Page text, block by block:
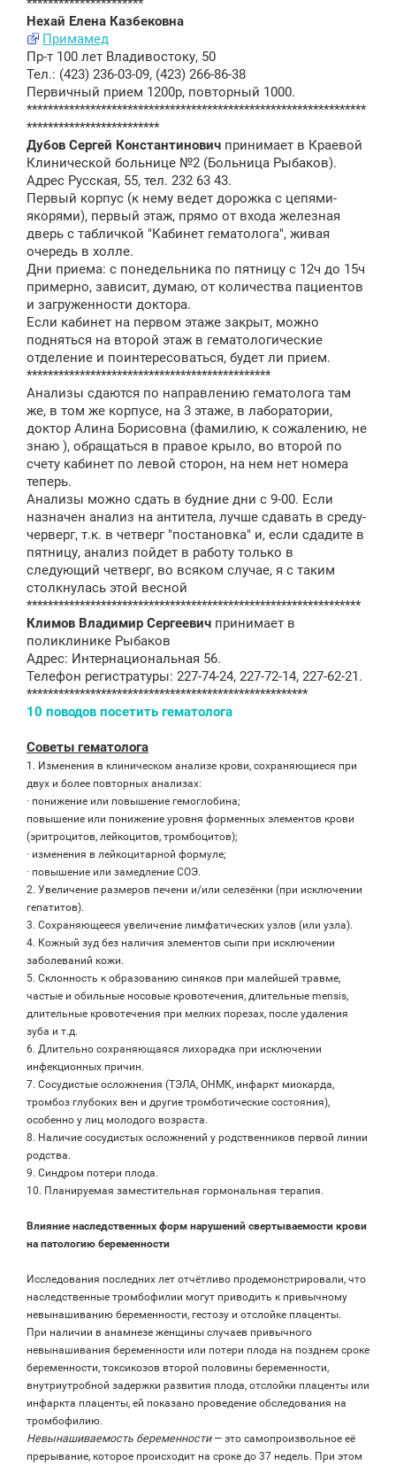
**********************
Нехай Елена Казбековна
Примамед
Пр-т 100 лет Владивостоку, 50
Тел.: (423) 236-03-09, (423) 266-86-38
Первичный прием 1200р, повторный 1000.
****************************************************************
*************************
Дубов Сергей Константинович принимает в Краевой
Клинической больнице №2 (Больница Рыбаков).
Адрес Русская, 55, тел. 232 63 43.
Первый корпус (к нему ведет дорожка с цепями-
якорями), первый этаж, прямо от входа железная
дверь с табличкой "Кабинет гематолога", живая
очередь в холле.
Дни приема: с понедельника по пятницу с 12ч до 15ч
примерно, зависит, думаю, от количества пациентов
и загруженности доктора.
Если кабинет на первом этаже закрыт, можно
подняться на второй этаж в гематологические
отделение и поинтересоваться, будет ли прием.
**********************************************
Анализы сдаются по направлению гематолога там
же, в том же корпусе, на 3 этаже, в лаборатории,
доктор Алина Борисовна (фамилию, к сожалению, не
знаю ), обращаться в правое крыло, во второй по
счету кабинет по левой сторон, на нем нет номера
теперь.
Анализы можно сдать в будние дни с 9-00. Если
назначен анализ на антитела, лучше сдавать в среду-
черверг, т.к. в четверг "постановка" и, если сдадите в
пятницу, анализ пойдет в работу только в
следующий четверг, во всяком случае, я с таким
столкнулась этой весной
***************************************************************
Климов Владимир Сергеевич принимает в
поликлинике Рыбаков
Адрес: Интернациональная 56.
Телефон регистратуры: 227-74-24, 227-72-14, 227-62-21.
*****************************************************
10 поводов посетить гематолога
Советы гематолога
1. Изменения в клиническом анализе крови, сохраняющиеся при
двух и более повторных анализах:
· понижение или повышение гемоглобина;
повышение или понижение уровня форменных элементов крови
(эритроцитов, лейкоцитов, тромбоцитов);
· изменения в лейкоцитарной формуле;
· повышение или замедление СОЭ.
2. Увеличение размеров печени и/или селезёнки (при исключении
гепатитов).
3. Сохраняющееся увеличение лимфатических узлов (или узла).
4. Кожный зуд без наличия элементов сыпи при исключении
заболеваний кожи.
5. Склонность к образованию синяков при малейшей травме,
частые и обильные носовые кровотечения, длительные mensis,
длительные кровотечения при мелких порезах, после удаления
зуба и т.д.
6. Длительно сохраняющаяся лихорадка при исключении
инфекционных причин.
7. Сосудистые осложнения (ТЭЛА, ОНМК, инфаркт миокарда,
тромбоз глубоких вен и другие тромботические состояния),
особенно у лиц молодого возраста.
8. Наличие сосудистых осложнений у родственников первой линии
родства.
9. Синдром потери плода.
10. Планируемая заместительная гормональная терапия.
Влияние наследственных форм нарушений свертываемости крови
на патологию беременности
Исследования последних лет отчётливо продемонстрировали, что
наследственные тромбофилии могут приводить к привычному
невынашиванию беременности, гестозу и отслойке плаценты.
При наличии в анамнезе женщины случаев привычного
невынашивания беременности или потери плода на позднем сроке
беременности, токсикозов второй половины беременности,
внутриутробной задержки развития плода, отслойки плаценты или
инфаркта плаценты, ей показано проведение обследования на
тромбофилию.
Невынашиваемость беременности— это самопроизвольное её
прерывание, которое происходит на сроке до 37 недель. При этом